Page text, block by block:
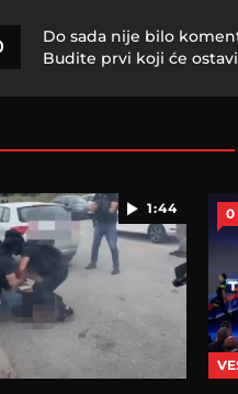
Do sada nije bilo
Budite prvi koji će
1:44 0